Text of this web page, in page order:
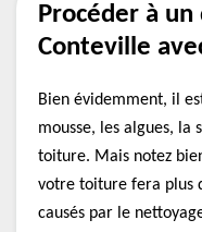
Procéder à
Conteville
Bien évidemment, il
mousse, les algues, la
toiture. Mais notez
votre toiture fera plus
causés par le